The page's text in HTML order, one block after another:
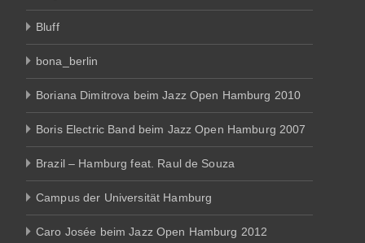
Bluff
bona_berlin
Boriana Dimitrova beim Jazz Open Hamburg 2010
Boris Electric Band beim Jazz Open Hamburg 2007
Brazil – Hamburg feat. Raul de Souza
Campus der Universität Hamburg
Caro Josée beim Jazz Open Hamburg 2012